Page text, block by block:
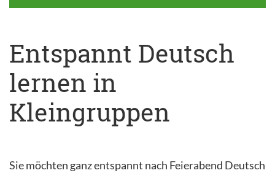
Entspannt Deutsch
lernen in
Kleingruppen
Sie möchten ganz entspannt nach Feierabend Deutsch